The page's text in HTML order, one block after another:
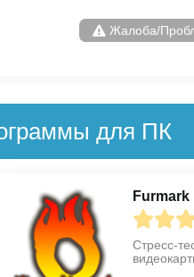
Жалоба/
для ПК
Furmark
Стресс-